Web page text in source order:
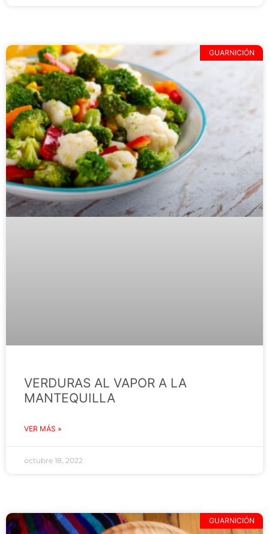
GUARNICIÓN
VERDURAS AL VAPOR A LA
MANTEQUILLA
VER MÁS »
octubre 18, 2022
GUARNICIÓN